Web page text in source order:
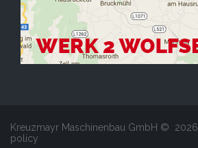
Kreuzmayr Maschinenbau GmbH © 2026
policy